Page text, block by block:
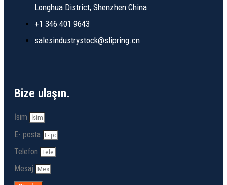
Longhua District, Shenzhen China.
+1 346 401 9643
salesindustrystock@slipring.cn
Bize ulaşın.
İsim
E- posta
Telefon
Mesaj